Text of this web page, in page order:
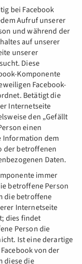
bei Facebook
Aufruf unserer
und während der
auf unserer
unserer
Diese
Komponente
Facebook-
Betätigt die
Internetseite
den „Gefällt
einen
Information dem
der betroffenen
Daten.
immer
betroffene Person
die betroffene
Internetseite
dies findet
Person die
Ist eine derartige
von der
diese die